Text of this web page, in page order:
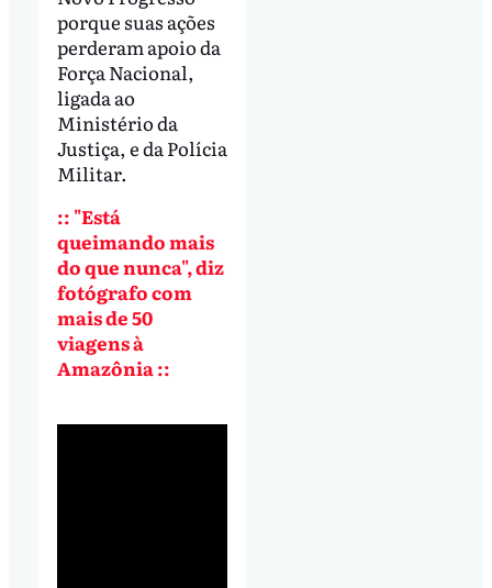
porque suas ações
perderam apoio da
Força Nacional,
ligada ao
Ministério da
Justiça, e da Polícia
Militar.
:: "Está
queimando mais
do que nunca", diz
fotógrafo com
mais de 50
viagens à
Amazônia ::